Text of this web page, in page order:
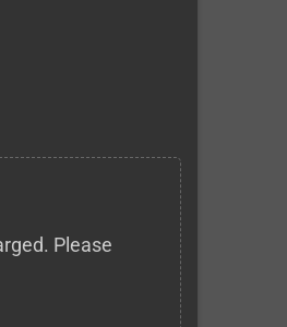
Please